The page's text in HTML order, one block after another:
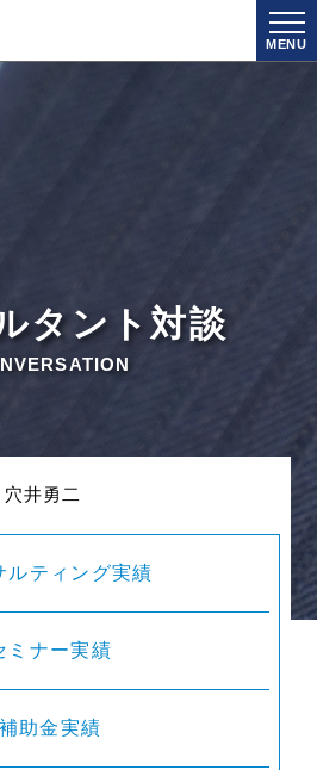
MENU
タント対談
穴井勇二
ルティング実績
ミナー実績
補助金実績